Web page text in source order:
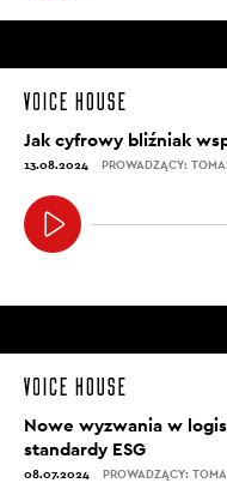
Jak cyfrowy bliźniak
13.08.2024 PROWADZĄCY:
Nowe wyzwania w
standardy ESG
08.07.2024 PROWADZĄCY: